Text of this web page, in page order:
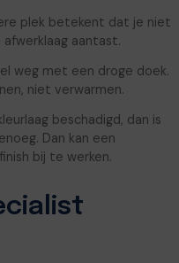
plek betekent dat je niet
aantast.
weg met een droge doek.
niet verwarmen.
beschadigd, dan is
Dan kan een
bij te werken.